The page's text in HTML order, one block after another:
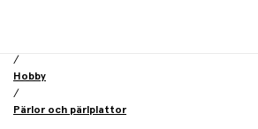
/
Hobby
/
Pärlor och pärlplattor